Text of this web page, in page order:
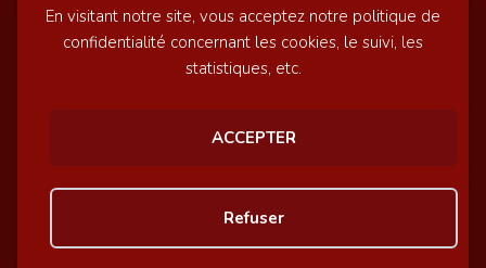
En visitant notre site, vous acceptez notre politique de
confidentialité concernant les cookies, le suivi, les
statistiques, etc.
ACCEPTER
Refuser
Recrutement
Mentions légales
© GazetteSports - 2026 | Site internet réalisé par
Awelty